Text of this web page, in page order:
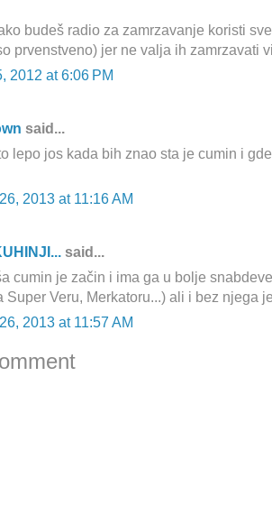
budeš radio za zamrzavanje koristi
prvenstveno) jer ne valja ih zamrzavati
2012 at 6:06 PM
said...
lepo jos kada bih znao sta je cumin i
2013 at 11:16 AM
said...
cumin je začin i ima ga u bolje
Super Veru, Merkatoru...) ali i bez njega
2013 at 11:57 AM